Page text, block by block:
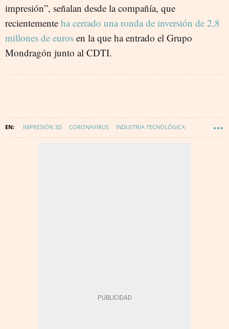
impresión”, señalan desde la compañía, que
recientemente ha cerrado una ronda de inversión de 2,8
millones de euros en la que ha entrado el Grupo
Mondragón junto al CDTI.
IMPRESIÓN 3D CORONAVIRUS INDUSTRIA TECNOLÓGICA